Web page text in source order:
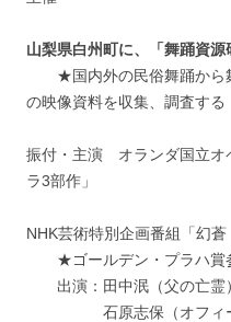
山梨県白州町に、「舞踊資
★国内外の民俗舞踊から
の映像資料を収集、調査する
振付・主演 オランダ国立オ
ラ3部作」
NHK芸術特別企画番組「幻蒼
★ゴールデン・プラハ賞
出演：田中泯（父の亡霊）
石原志保（オフィー